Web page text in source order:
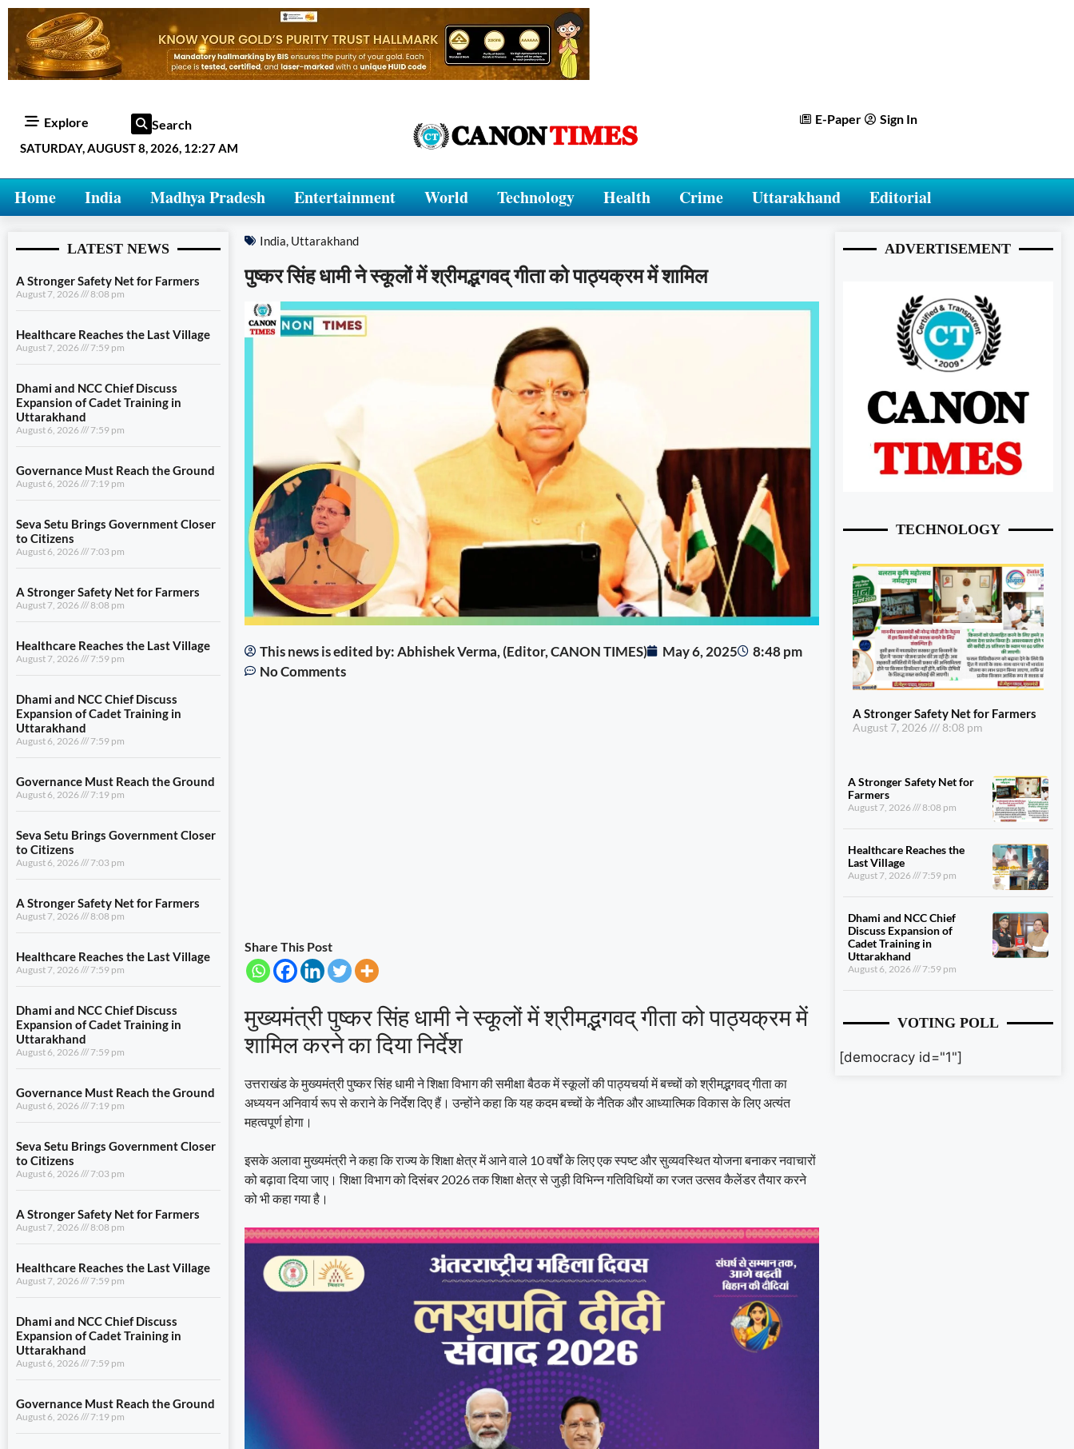
Explore Search
SATURDAY, AUGUST 8, 2026, 12:27 AM
E-Paper Sign In
Home India Madhya Pradesh Entertainment World Technology Health Crime Uttarakhand Editorial
LATEST NEWS
A Stronger Safety Net for Farmers
August 7, 2026 8:08 pm
Healthcare Reaches the Last Village
August 7, 2026 7:59 pm
Dhami and NCC Chief Discuss
Expansion of Cadet Training in
Uttarakhand
August 6, 2026 7:59 pm
Governance Must Reach the Ground
August 6, 2026 7:19 pm
Seva Setu Brings Government Closer
to Citizens
August 6, 2026 7:03 pm
A Stronger Safety Net for Farmers
August 7, 2026 8:08 pm
Healthcare Reaches the Last Village
August 7, 2026 7:59 pm
Dhami and NCC Chief Discuss
Expansion of Cadet Training in
Uttarakhand
August 6, 2026 7:59 pm
Governance Must Reach the Ground
August 6, 2026 7:19 pm
Seva Setu Brings Government Closer
to Citizens
August 6, 2026 7:03 pm
A Stronger Safety Net for Farmers
August 7, 2026 8:08 pm
Healthcare Reaches the Last Village
August 7, 2026 7:59 pm
Dhami and NCC Chief Discuss
Expansion of Cadet Training in
Uttarakhand
August 6, 2026 7:59 pm
Governance Must Reach the Ground
August 6, 2026 7:19 pm
Seva Setu Brings Government Closer
to Citizens
August 6, 2026 7:03 pm
A Stronger Safety Net for Farmers
August 7, 2026 8:08 pm
Healthcare Reaches the Last Village
August 7, 2026 7:59 pm
Dhami and NCC Chief Discuss
Expansion of Cadet Training in
Uttarakhand
August 6, 2026 7:59 pm
Governance Must Reach the Ground
August 6, 2026 7:19 pm
India, Uttarakhand
पुष्कर सिंह धामी ने स्कूलों में श्रीमद्भगवद् गीता को पाठ्यक्रम में शामिल
This news is edited by: Abhishek Verma, (Editor, CANON TIMES) May 6, 2025
8:48 pm
No Comments
Share This Post
मुख्यमंत्री पुष्कर सिंह धामी ने स्कूलों में श्रीमद्भगवद् गीता को पाठ्यक्रम में
शामिल करने का दिया निर्देश
उत्तराखंड के मुख्यमंत्री पुष्कर सिंह धामी ने शिक्षा विभाग की समीक्षा बैठक में स्कूलों की पाठ्यचर्या में बच्चों को श्रीमद्भगवद् गीता का
अध्ययन अनिवार्य रूप से कराने के निर्देश दिए हैं। उन्होंने कहा कि यह कदम बच्चों के नैतिक और आध्यात्मिक विकास के लिए अत्यंत
महत्वपूर्ण होगा।
इसके अलावा मुख्यमंत्री ने कहा कि राज्य के शिक्षा क्षेत्र में आने वाले 10 वर्षों के लिए एक स्पष्ट और सुव्यवस्थित योजना बनाकर नवाचारों
को बढ़ावा दिया जाए। शिक्षा विभाग को दिसंबर 2026 तक शिक्षा क्षेत्र से जुड़ी विभिन्न गतिविधियों का रजत उत्सव कैलेंडर तैयार करने
को भी कहा गया है।
ADVERTISEMENT
TECHNOLOGY
A Stronger Safety Net for Farmers
August 7, 2026 8:08 pm
A Stronger Safety Net for
Farmers
August 7, 2026 8:08 pm
Healthcare Reaches the
Last Village
August 7, 2026 7:59 pm
Dhami and NCC Chief
Discuss Expansion of
Cadet Training in
Uttarakhand
August 6, 2026 7:59 pm
VOTING POLL
[democracy id="1"]